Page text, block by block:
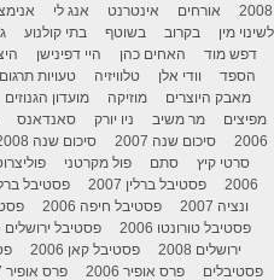
2008
אורחים אינטרנט אנג לי
לשינוי מין
בקרוב בשוטף בתי קולנוע
דפש מוד
האחים כהן היי דפינישן
הספד
וודי אלן טלוויזיה טעויות תרגום
מאבק היוצרים
מוזיקה מועדון הגנוזים
מפיצים
מר משיב ניו יורק סאנדאנס
2006
סיכום שנה 2007 סיכום שנה 2008
סרטי קיץ
סתם פול מקרטני
2006
פסטיבל ברלין 2007 פסטיבל ברלין
ונציה 2007
פסטיבל חיפה 2006
פסטיבל טורונטו 2006
פסטיבל ירושלים 2006
ירושלים 2008
פסטיבל קאן 2006
פסטיבלים
פרס אופיר 2006 פרס אופיר 2007